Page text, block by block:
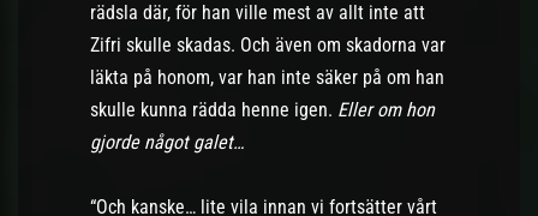
rädsla där, för han ville mest av allt inte att
Zifri skulle skadas. Och även om skadorna var
läkta på honom, var han inte säker på om han
skulle kunna rädda henne igen. Eller om hon
gjorde något galet…
“Och kanske… lite vila innan vi fortsätter vårt